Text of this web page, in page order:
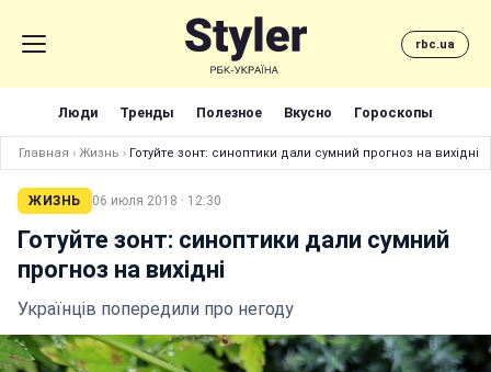
rbc.ua
Люди Тренды Полезное Вкусно Гороскопы
Главная › Жизнь › Готуйте зонт: синоптики дали сумний прогноз на вихідні
ЖИЗНЬ 06 июля 2018 · 12:30
Готуйте зонт: синоптики дали сумний
прогноз на вихідні
Українців попередили про негоду